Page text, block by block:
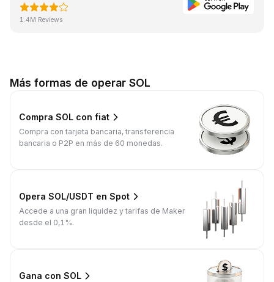
1.4M Reviews
Más formas de operar SOL
Compra SOL con fiat
Compra con tarjeta bancaria, transferencia
bancaria o P2P en más de 60 monedas.
Opera SOL/USDT en Spot
Accede a una gran liquidez y tarifas de Maker
desde el 0,1%.
Gana con SOL